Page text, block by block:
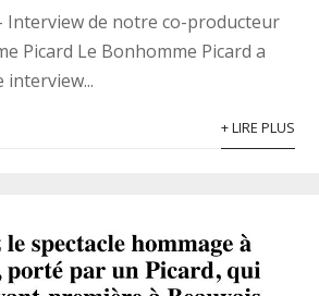
Interview de notre co-producteur
Picard Le Bonhomme Picard a
+ LIRE PLUS